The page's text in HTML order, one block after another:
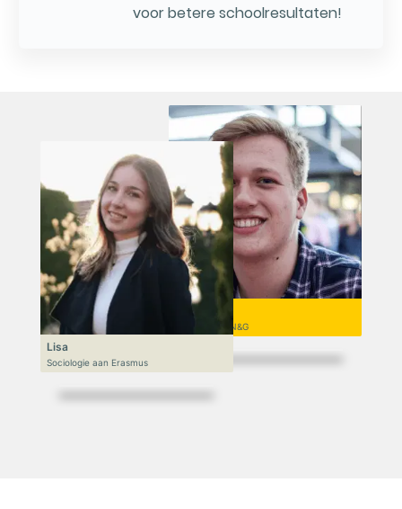
voor betere schoolresultaten!
Niek
VWO 6, N&T/N&G
Lisa
Sociologie aan Erasmus